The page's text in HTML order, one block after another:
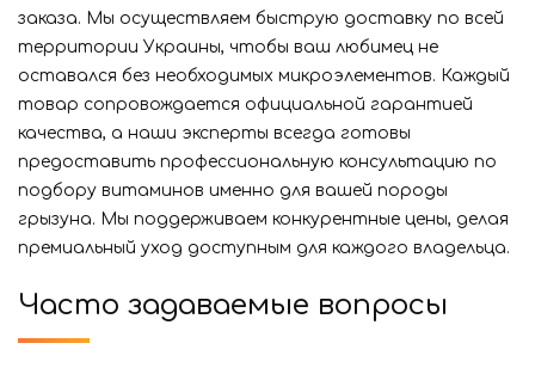
заказа. Мы осуществляем быструю доставку по всей
территории Украины, чтобы ваш любимец не
оставался без необходимых микроэлементов. Каждый
товар сопровождается официальной гарантией
качества, а наши эксперты всегда готовы
предоставить профессиональную консультацию по
подбору витаминов именно для вашей породы
грызуна. Мы поддерживаем конкурентные цены, делая
премиальный уход доступным для каждого владельца.
Часто задаваемые вопросы